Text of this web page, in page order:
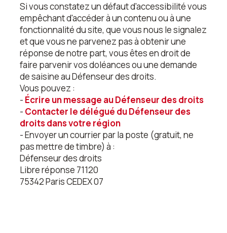
Si vous constatez un défaut d'accessibilité vous
empêchant d'accéder à un contenu ou à une
fonctionnalité du site, que vous nous le signalez
et que vous ne parvenez pas à obtenir une
réponse de notre part, vous êtes en droit de
faire parvenir vos doléances ou une demande
de saisine au Défenseur des droits.
Vous pouvez :
- Écrire un message au Défenseur des droits
- Contacter le délégué du Défenseur des
droits dans votre région
- Envoyer un courrier par la poste (gratuit, ne
pas mettre de timbre) à :
Défenseur des droits
Libre réponse 71120
75342 Paris CEDEX 07